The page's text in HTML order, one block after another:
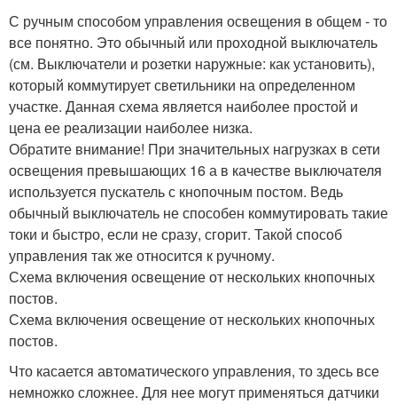
С ручным способом управления освещения в общем - то
все понятно. Это обычный или проходной выключатель
(см. Выключатели и розетки наружные: как установить),
который коммутирует светильники на определенном
участке. Данная схема является наиболее простой и
цена ее реализации наиболее низка.
Обратите внимание! При значительных нагрузках в сети
освещения превышающих 16 а в качестве выключателя
используется пускатель с кнопочным постом. Ведь
обычный выключатель не способен коммутировать такие
токи и быстро, если не сразу, сгорит. Такой способ
управления так же относится к ручному.
Схема включения освещение от нескольких кнопочных
постов.
Схема включения освещение от нескольких кнопочных
постов.
Что касается автоматического управления, то здесь все
немножко сложнее. Для нее могут применяться датчики